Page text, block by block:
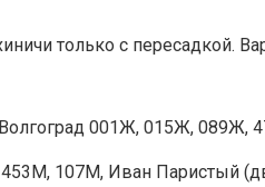
только с пересадкой.
Волгоград 001Ж, 015Ж, 089Ж,
107М, Иван Паристый